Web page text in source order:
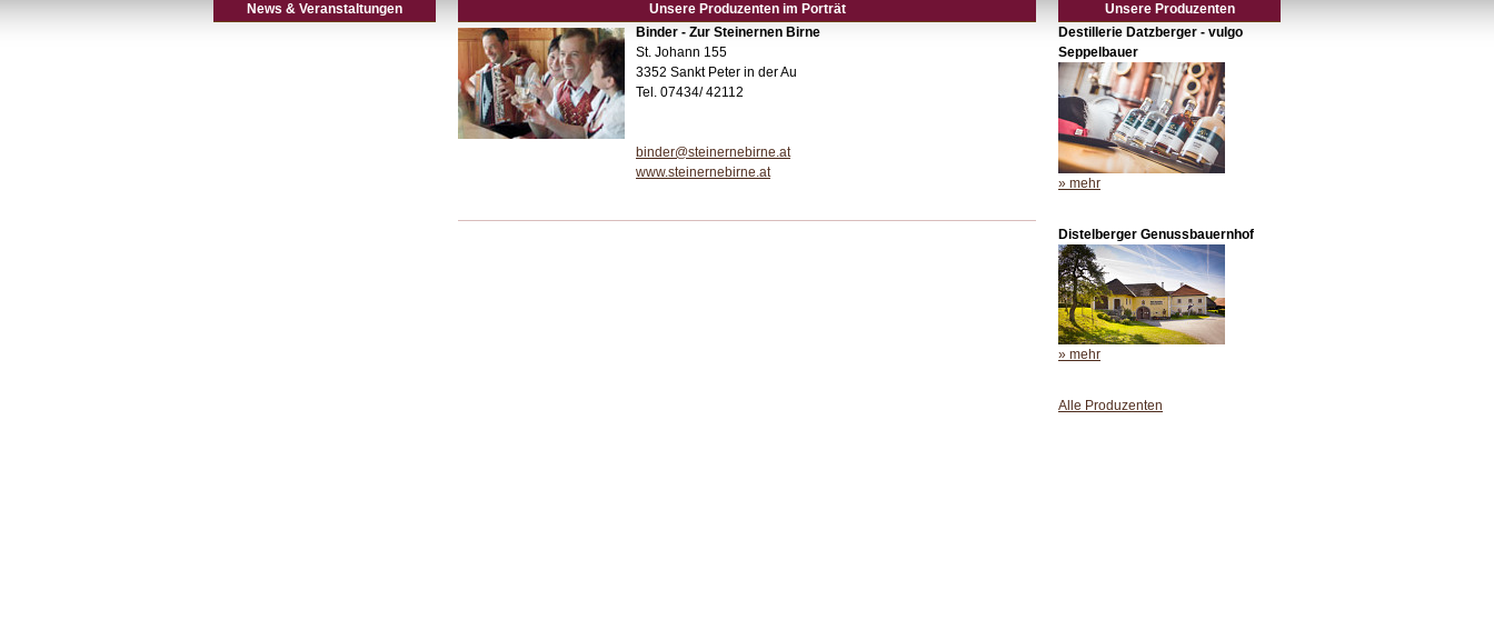
News & Veranstaltungen
Unsere Produzenten im Porträt
Binder - Zur Steinernen Birne
St. Johann 155
3352 Sankt Peter in der Au
Tel. 07434/ 42112
binder@steinernebirne.at
www.steinernebirne.at
Unsere Produzenten
Destillerie Datzberger - vulgo
Seppelbauer
» mehr
Distelberger Genussbauernhof
» mehr
Alle Produzenten